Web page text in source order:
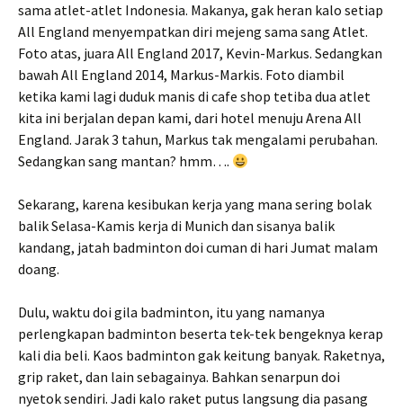
sama atlet-atlet Indonesia. Makanya, gak heran kalo setiap
All England menyempatkan diri mejeng sama sang Atlet.
Foto atas, juara All England 2017, Kevin-Markus. Sedangkan
bawah All England 2014, Markus-Markis. Foto diambil
ketika kami lagi duduk manis di cafe shop tetiba dua atlet
kita ini berjalan depan kami, dari hotel menuju Arena All
England. Jarak 3 tahun, Markus tak mengalami perubahan.
Sedangkan sang mantan? hmm….
Sekarang, karena kesibukan kerja yang mana sering bolak
balik Selasa-Kamis kerja di Munich dan sisanya balik
kandang, jatah badminton doi cuman di hari Jumat malam
doang.
Dulu, waktu doi gila badminton, itu yang namanya
perlengkapan badminton beserta tek-tek bengeknya kerap
kali dia beli. Kaos badminton gak keitung banyak. Raketnya,
grip raket, dan lain sebagainya. Bahkan senarpun doi
nyetok sendiri. Jadi kalo raket putus langsung dia pasang